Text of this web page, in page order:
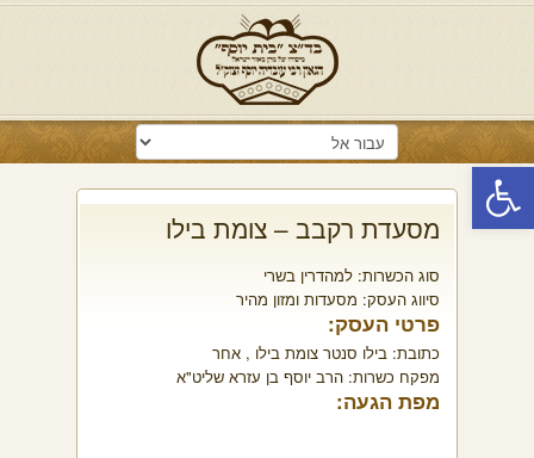
פתח סרגל נגישות
מסעדת רקבב – צומת בילו
סוג הכשרות: למהדרין בשרי
סיווג העסק: מסעדות ומזון מהיר
פרטי העסק:
כתובת: בילו סנטר צומת בילו , אחר
מפקח כשרות: הרב יוסף בן עזרא שליט"א
מפת הגעה: